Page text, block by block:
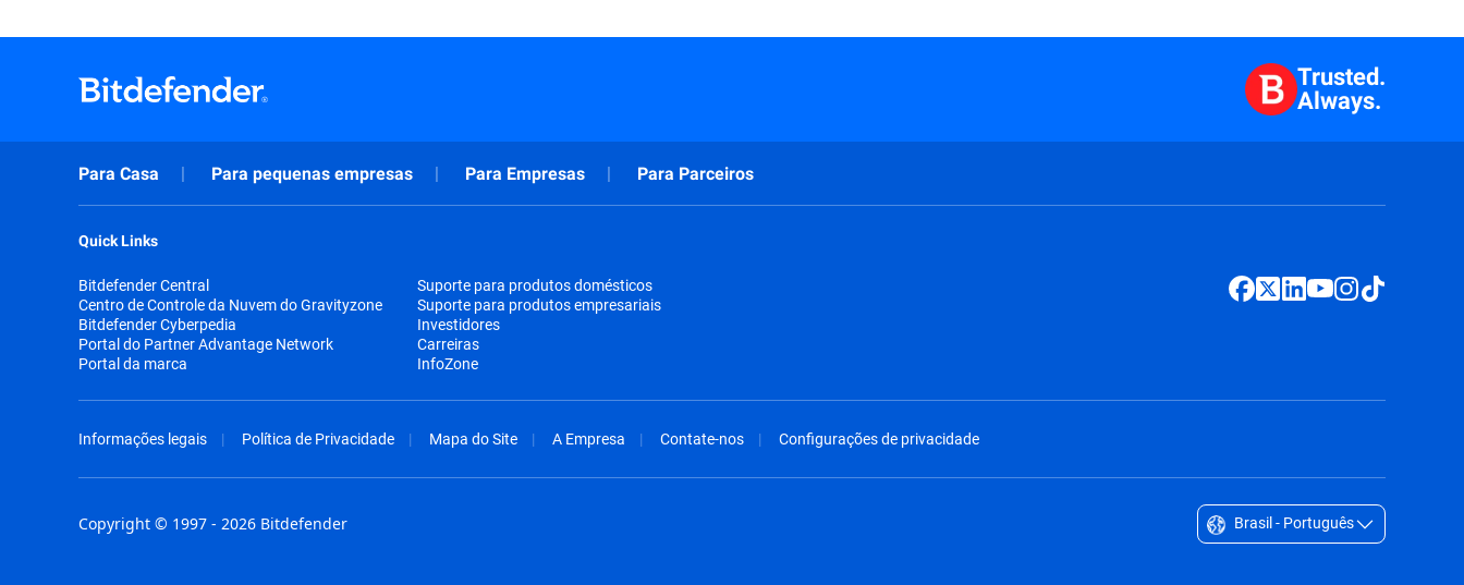
Trusted.
Always.
Para Casa Para pequenas empresas Para Empresas Para Parceiros
Quick Links
Bitdefender Central
Centro de Controle da Nuvem do Gravityzone
Bitdefender Cyberpedia
Portal do Partner Advantage Network
Portal da marca
Suporte para produtos domésticos
Suporte para produtos empresariais
Investidores
Carreiras
InfoZone
Informações legais Política de Privacidade Mapa do Site A Empresa Contate-nos Configurações de privacidade
Copyright © 1997 - 2026 Bitdefender Brasil - Português